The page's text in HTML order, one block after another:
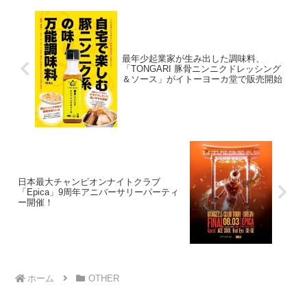
最年少起業家が生み出した調味料、
「TONGARI 豚骨ニンニクドレッシング
＆ソース」がイトーヨーカ堂で販売開始
日本最大チャンピオンナイトクラブ
「Epica」9周年アニバーサリーパーティ
ー開催！
ホーム OTHER